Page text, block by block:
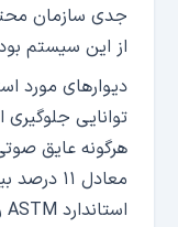
جدی سازمان
از این سیستم
دیوارهای مورد
توانایی
هرگونه عایق
معادل